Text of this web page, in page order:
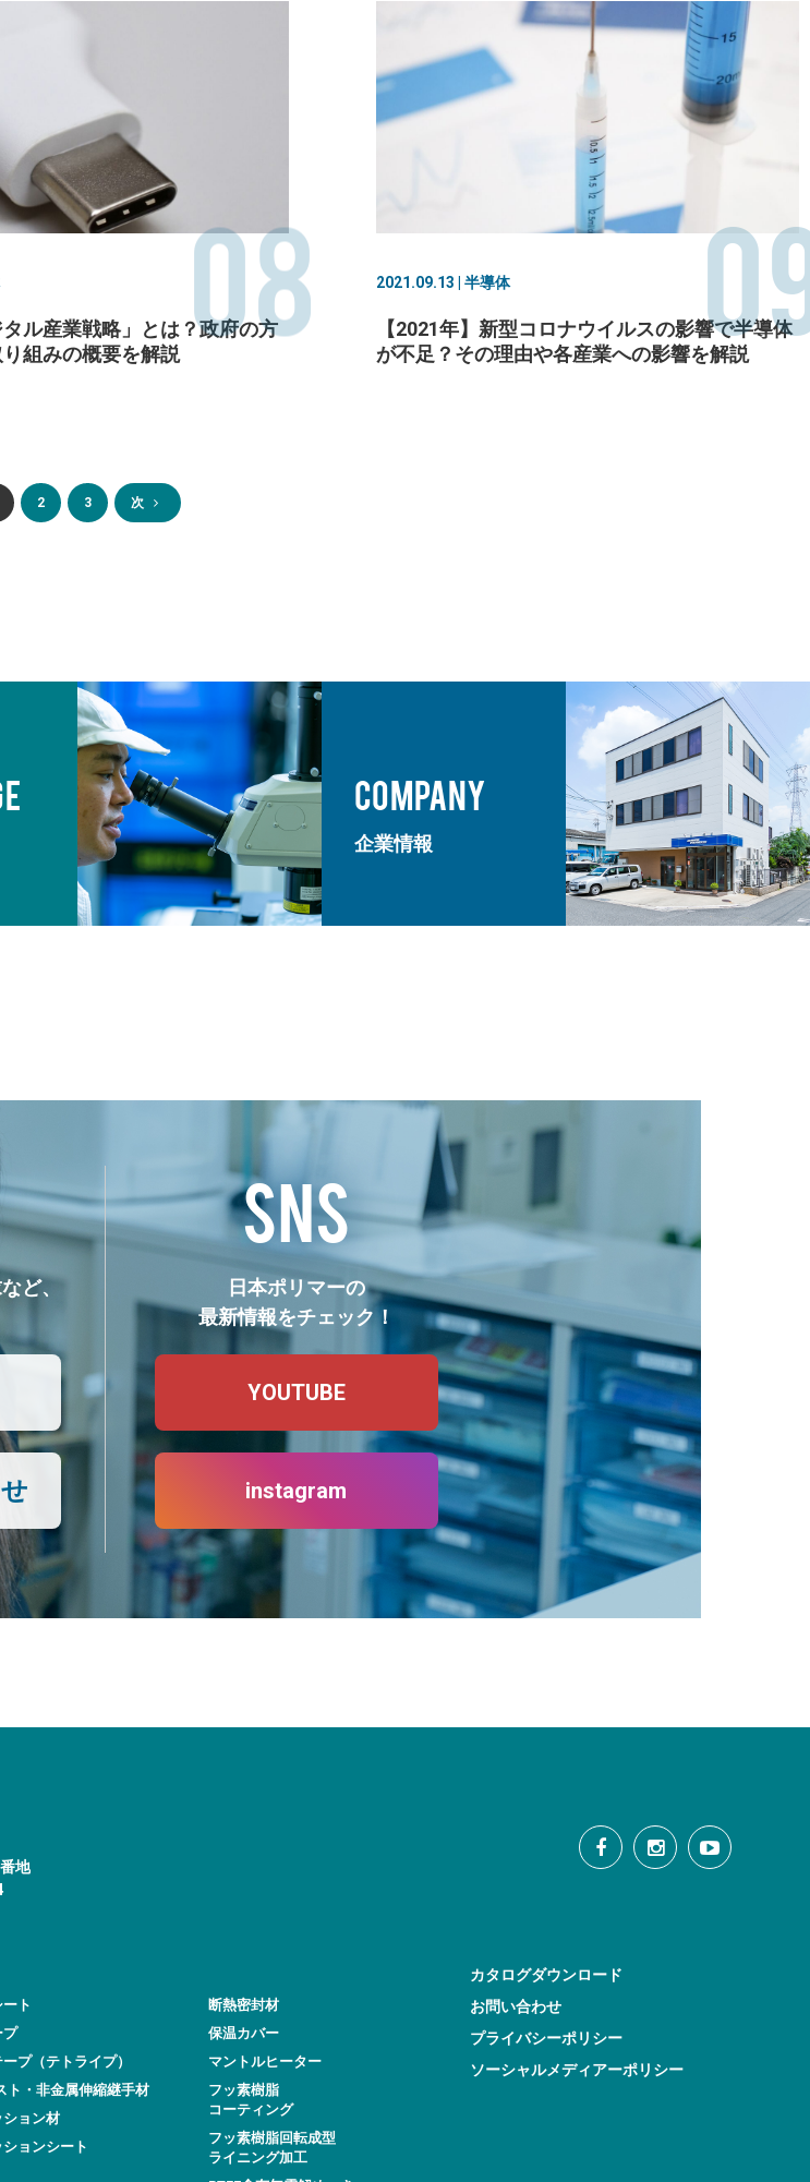
タル産業戦略」とは？政府の方
組みの概要を解説
08 2021.09.13 | 半導体
【2021年】新型コロナウイルスの影響で半導体
が不足？その理由や各産業への影響を解説
2 3 次
COMPANY
企業情報
ど、
SNS
日本ポリマーの
最新情報をチェック！
YOUTUBE
instagram
地
ト
プ
プ（テトライプ）
ト・非金属伸縮継手材
ョン材
ョンシート
断熱密封材
保温カバー
マントルヒーター
フッ素樹脂
コーティング
フッ素樹脂回転成型
ライニング加工
カタログダウンロード
お問い合わせ
プライバシーポリシー
ソーシャルメディアーポリシー